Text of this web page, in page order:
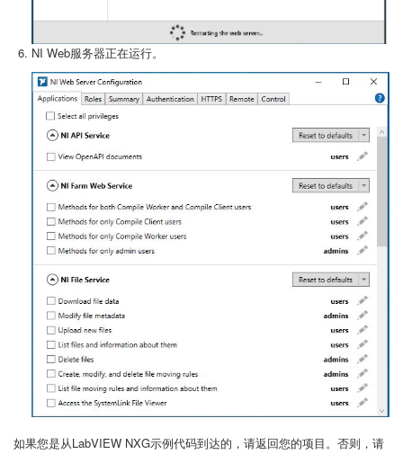
NI Web服务器正在运行。
如果您是从LabVIEW NXG示例代码到达的，请返回您的项目。否则，请